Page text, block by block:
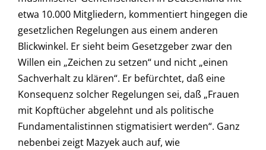
etwa 10.000 Mitgliedern, kommentiert hingegen die
gesetzlichen Regelungen aus einem anderen
Blickwinkel. Er sieht beim Gesetzgeber zwar den
Willen ein „Zeichen zu setzen“ und nicht „einen
Sachverhalt zu klären“. Er befürchtet, daß eine
Konsequenz solcher Regelungen sei, daß „Frauen
mit Kopftücher abgelehnt und als politische
Fundamentalistinnen stigmatisiert werden“. Ganz
nebenbei zeigt Mazyek auch auf, wie